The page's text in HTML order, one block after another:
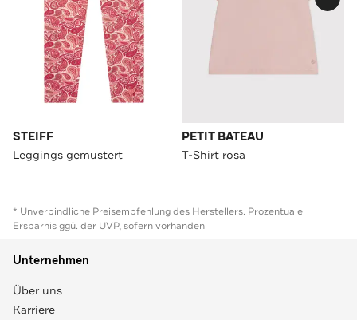
STEIFF
Leggings gemustert
PETIT BATEAU
T-Shirt rosa
* Unverbindliche Preisempfehlung des Herstellers. Prozentuale
Ersparnis ggü. der UVP, sofern vorhanden
Unternehmen
Über uns
Karriere